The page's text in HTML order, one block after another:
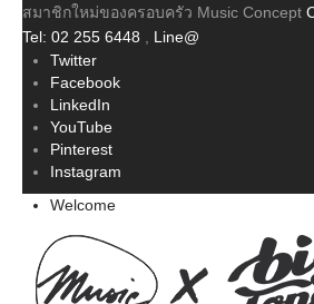
สมาชิกใหม่ของครอบครัว Music Concept
Tel: 02 255 6448
Line@
Twitter
Facebook
LinkedIn
YouTube
Pinterest
Instagram
Welcome